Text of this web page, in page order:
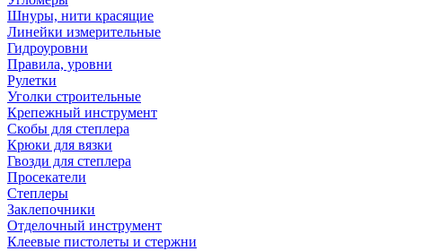
Шнуры, нити красящие
Линейки измерительные
Гидроуровни
Правила, уровни
Рулетки
Уголки строительные
Крепежный инструмент
Скобы для степлера
Крюки для вязки
Гвозди для степлера
Просекатели
Степлеры
Заклепочники
Отделочный инструмент
Клеевые пистолеты и стержни